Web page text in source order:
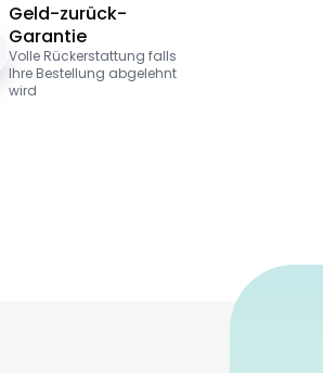
Geld-zurück-
Garantie
Volle Rückerstattung falls
Ihre Bestellung abgelehnt
wird